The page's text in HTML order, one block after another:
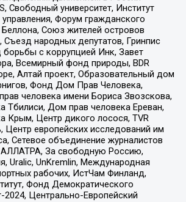
Свободный университет, Институт
управления, Форум гражданского
Союз жителей островов
народных депутатов, Гринпис
с коррупцией Инк, Завет
Всемирный фонд природы, BDR
Алтай проект, Образовательный дом
Фонд Дом Прав Человека,
человека имени Бориса Звозскова,
Тбилиси, Дом прав человека Ереван,
Крым, Центр дикого лосося, TVR
европейских исследований им
Сетевое объединение журналистов
АЛЛАТРА, За свободную Россию,
Uralic, UnKremlin, Международная
рабочих, ИстЧам Финланд,
Фонд Демократического
2024, Центрально-Европейский